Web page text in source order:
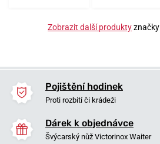
Zobrazit další produktyznačky
Pojištění hodinek
Proti rozbití či krádeži
Dárek k objednávce
Švýcarský nůž Victorinox Waiter